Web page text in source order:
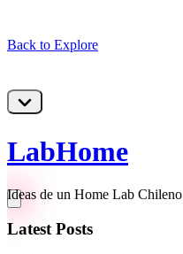
Back to Explore
LabHome
Ideas de un Home Lab Chileno
Latest Posts